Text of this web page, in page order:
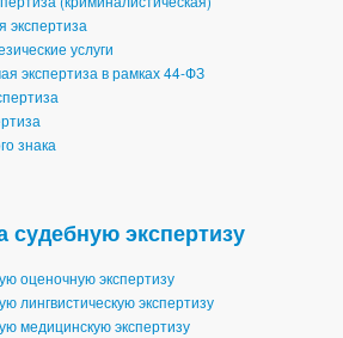
экспертиза
услуги
экспертиза в рамках 44-ФЗ
знака
судебную экспертизу
оценочную экспертизу
лингвистическую экспертизу
медицинскую экспертизу